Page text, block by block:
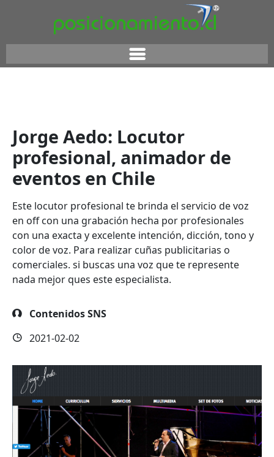
Jorge Aedo: Locutor
profesional, animador de
eventos en Chile
Este locutor profesional te brinda el servicio devoz
en off con una grabación hecha por profesionales
con una exacta y excelente intención, dicción, tono y
color de voz. Para realizar cuñas publicitarias o
comerciales. si buscas una voz que te represente
nada mejor ques este especialista.
Contenidos SNS
2021-02-02